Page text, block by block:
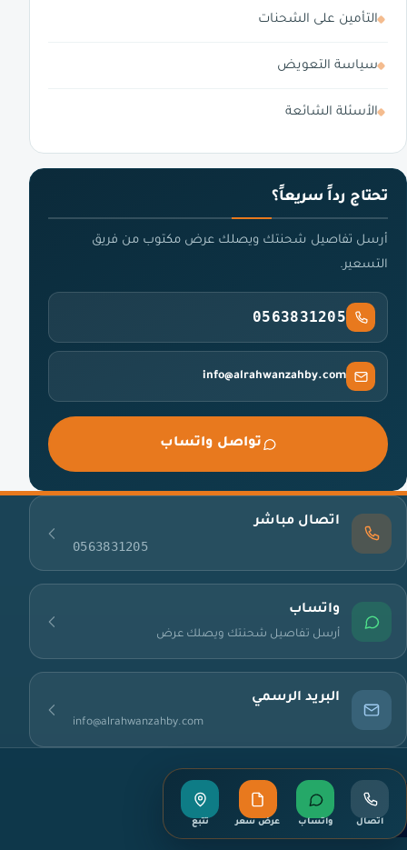
التأمين على الشحنات
سياسة التعويض
الأسئلة الشائعة
تحتاج رداً سريعاً؟
أرسل تفاصيل شحنتك ويصلك عرض مكتوب من فريق
التسعير.
0563831205
info@alrahwanzahby.com
تواصل واتساب
اتصال مباشر
0563831205
واتساب
أرسل تفاصيل شحنتك ويصلك عرض
البريد الرسمي
info@alrahwanzahby.com
اتصال واتساب عرض سعر تتبع